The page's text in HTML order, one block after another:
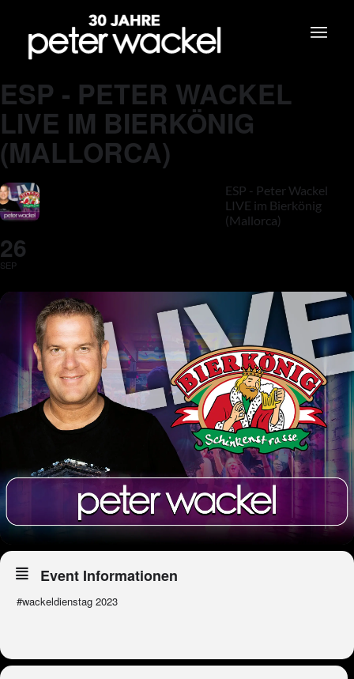
ESP - PETER WACKEL
LIVE IM BIERKÖNIG
(MALLORCA)
26
SEP
ESP - Peter Wackel
LIVE im Bierkönig
(Mallorca)
Event Informationen
#wackeldienstag 2023